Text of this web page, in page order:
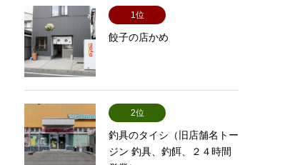
1位
餃子の店かめ
2位
釣具のタイシ（旧店舗名トー
ジン 釣具、釣餌、２４時間